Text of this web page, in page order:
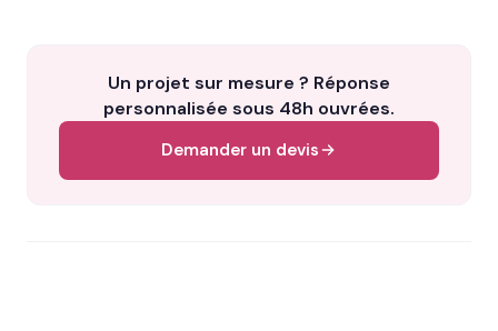
Un projet sur mesure ? Réponse
personnalisée sous 48h ouvrées.
Demander un devis